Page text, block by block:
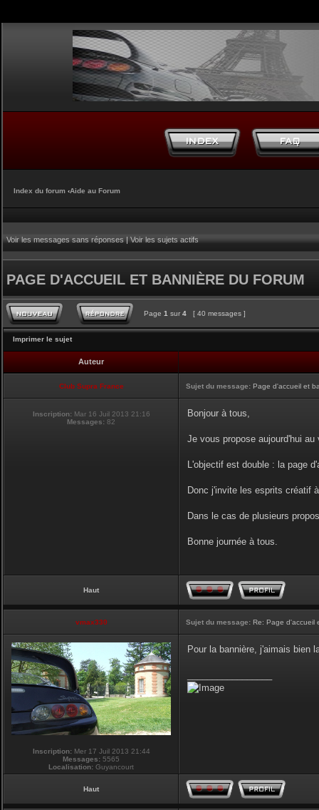
Index du forum ‹Aide au Forum
Voir les messages sans réponses|Voir les sujets actifs
PAGE D'ACCUEIL ET BANNIÈRE DU FORUM
Page 1 sur 4 [ 40 messages ]
Imprimer le sujet
Auteur
Club Supra France Sujet du message: Page d'accueil et
Inscription: Mar 16 Juil 2013 21:16
Messages: 82
Bonjour à tous,
Je vous propose aujourd'hui
L'objectif est double : la page
Donc j'invite les esprits créatif
Dans le cas de plusieurs
Bonne journée à tous.
Haut
vmax330 Sujet du message: Re: Page d'accueil
Inscription:Mer 17 Juil 2013 21:44
Messages: 5565
Localisation: Guyancourt
Pour la bannière, j'aimais bien
Haut